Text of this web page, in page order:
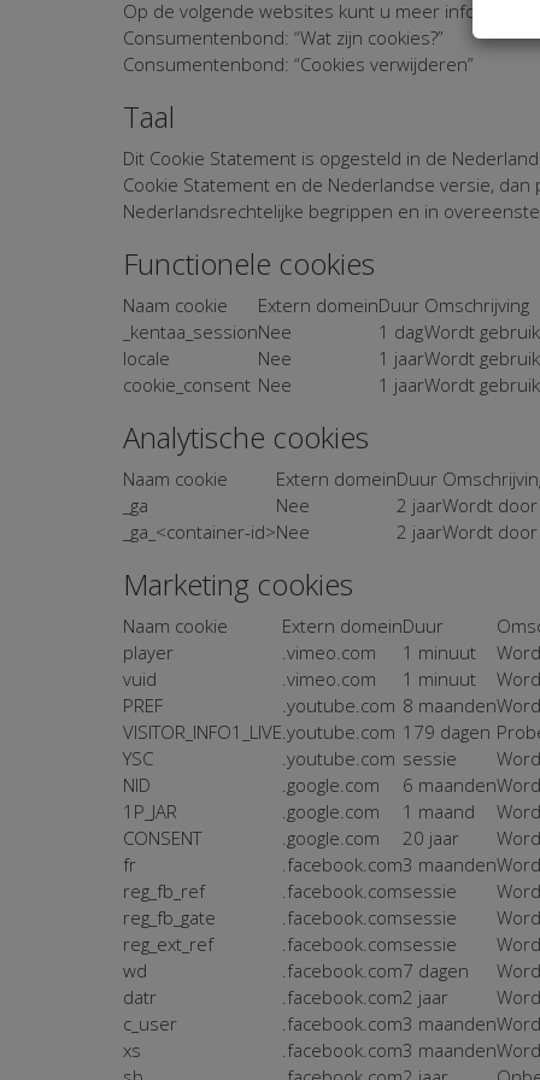
Op de volgende websites kunt u meer informatie
Consumentenbond: “Wat zijn cookies?”
Consumentenbond: “Cookies verwijderen”
Taal
Dit Cookie Statement is opgesteld in de
Cookie Statement en de Nederlandse versie,
Nederlandsrechtelijke begrippen en in
Functionele cookies
Naam cookie Extern domeinDuur Omschrijving
_kentaa_sessionNee 1 dagWordt
locale
Nee 1 jaarWordt
cookie_consent Nee 1 jaarWordt
Analytische cookies
Naam cookie Extern domeinDuur
_ga
Nee 2 jaarWordt
_ga_<container-id>Nee 2 jaarWordt
Marketing cookies
Naam cookie Extern domeinDuur
player
.vimeo.com 1 minuut
vuid
.vimeo.com 1 minuut
PREF
.youtube.com 8 maanden
VISITOR_INFO1_LIVE.youtube.com 179 dagen
YSC
.youtube.com sessie
NID
.google.com 6 maanden
1P_JAR
.google.com 1 maand
CONSENT
.google.com 20 jaar
fr
.facebook.com3 maanden
reg_fb_ref
.facebook.comsessie
reg_fb_gate
.facebook.comsessie
reg_ext_ref
.facebook.comsessie
wd
.facebook.com7 dagen
datr
.facebook.com2 jaar
c_user
.facebook.com3 maanden
xs
.facebook.com3 maanden